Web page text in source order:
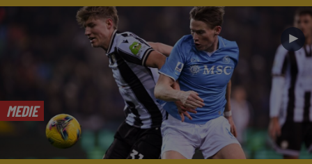
MEDIE
►